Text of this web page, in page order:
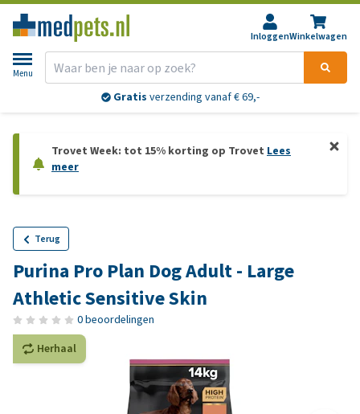
InloggenWinkelwagen
Menu
Gratis verzending vanaf € 69,-
Trovet Week: tot 15% korting op Trovet Lees
meer
Terug
Purina Pro Plan Dog Adult - Large
Athletic Sensitive Skin
0 beoordelingen
Herhaal